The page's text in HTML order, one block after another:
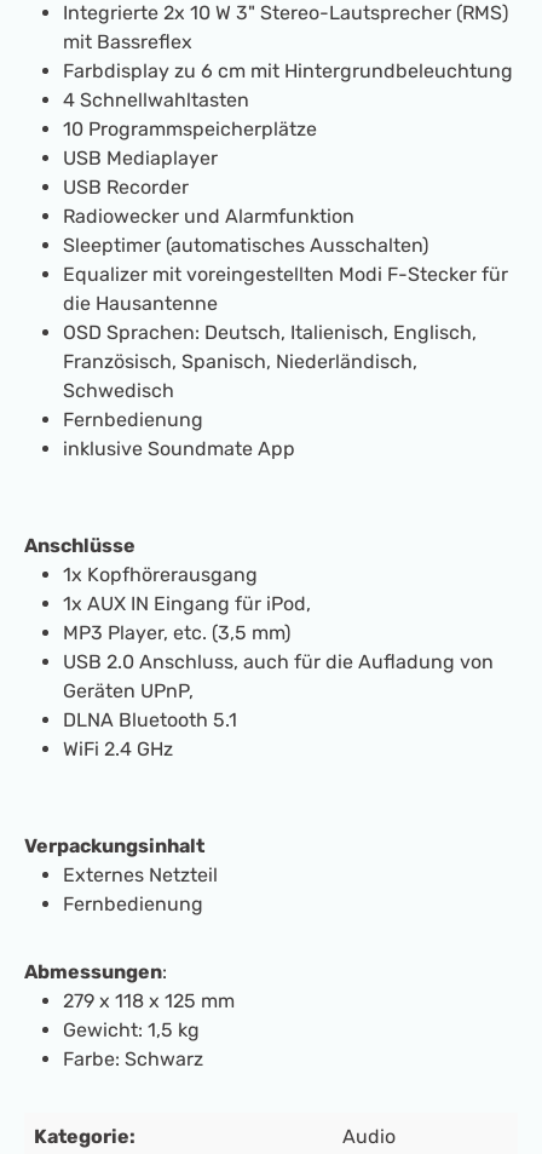
Integrierte 2x 10 W 3" Stereo-Lautsprecher (RMS)
mit Bassreflex
Farbdisplay zu 6 cm mit Hintergrundbeleuchtung
4 Schnellwahltasten
10 Programmspeicherplätze
USB Mediaplayer
USB Recorder
Radiowecker und Alarmfunktion
Sleeptimer (automatisches Ausschalten)
Equalizer mit voreingestellten Modi F-Stecker für
die Hausantenne
OSD Sprachen: Deutsch, Italienisch, Englisch,
Französisch, Spanisch, Niederländisch,
Schwedisch
Fernbedienung
inklusive Soundmate App
Anschlüsse
1x Kopfhörerausgang
1x AUX IN Eingang für iPod,
MP3 Player, etc. (3,5 mm)
USB 2.0 Anschluss, auch für die Aufladung von
Geräten UPnP,
DLNA Bluetooth 5.1
WiFi 2.4 GHz
Verpackungsinhalt
Externes Netzteil
Fernbedienung
Abmessungen:
279 x 118 x 125 mm
Gewicht: 1,5 kg
Farbe: Schwarz
Kategorie: Audio